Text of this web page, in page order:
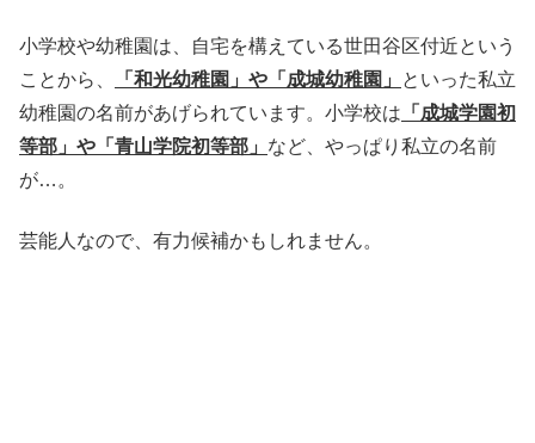
小学校や幼稚園は、自宅を構えている世田谷区付近という
ことから、
「和光幼稚園」や「成城幼稚園」
といった私立
幼稚園の名前があげられています。小学校は 「成城学園初
等部」や「青山学院初等部」 など、やっぱり私立の名前
が…。
芸能人なので、有力候補かもしれません。